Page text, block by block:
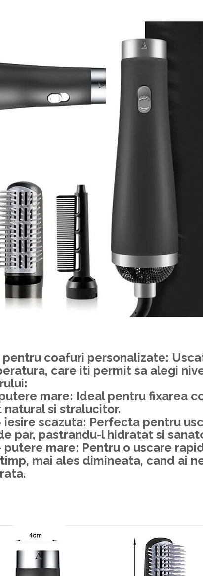
coafuri personalizate:
care iti permit sa alegi
mare: Ideal pentru fixarea
si stralucitor.
iesire scazuta: Perfecta pentru
par, pastrandu-l hidratat si
putere mare: Pentru o uscare
mai ales dimineata, cand ai